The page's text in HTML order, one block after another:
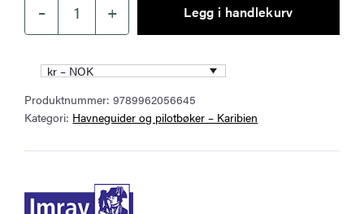
–
The
Panama
Cruising
Guide
–
Pilotbok
+ Legg i handlekurv
kr – NOK
Produktnummer:9789962056645
Kategori: Havneguider og pilotbøker – Karibien